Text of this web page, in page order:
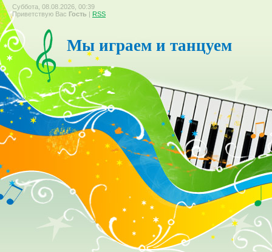
Суббота, 08.08.2026, 00:39
Приветствую Вас Гость | RSS
Мы играем и танцуем